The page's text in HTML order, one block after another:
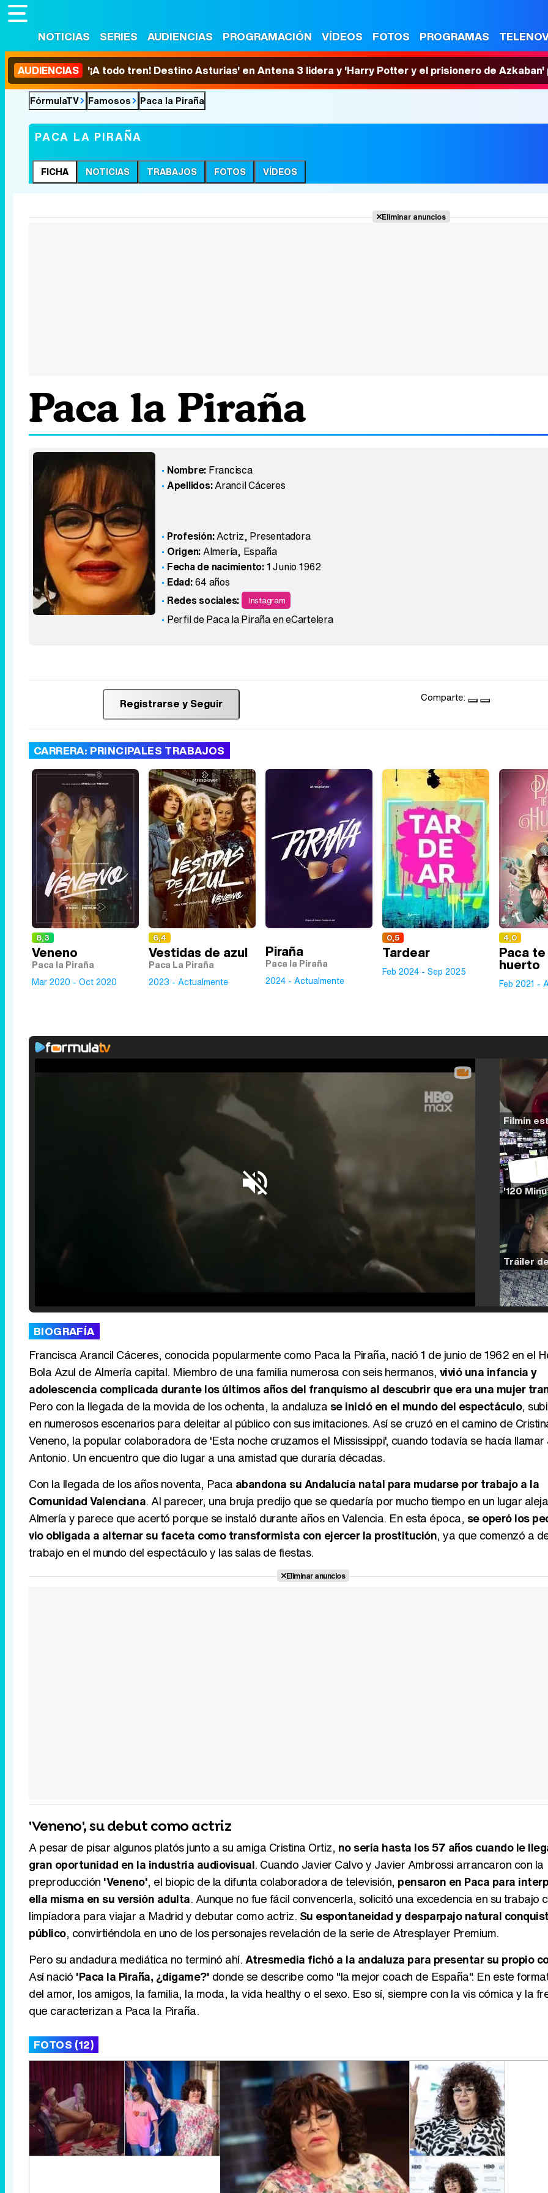
NOTICIAS SERIES AUDIENCIAS PROGRAMACIÓN VÍDEOS FOTOS PROGRAMAS
AUDIENCIAS '¡A todo tren! Destino Asturias' en Antena 3 lidera y 'Harry Potter y el prisionero de
FórmulaTV Famosos Paca la Piraña
PACA LA PIRAÑA
FICHA NOTICIAS TRABAJOS FOTOS VÍDEOS
Eliminar anuncios
Paca la Piraña
Nombre: Francisca
Apellidos:Arancil Cáceres
Profesión:Actriz, Presentadora
Origen:Almería, España
Fecha de nacimiento:1 Junio 1962
Edad:64 años
Redes sociales:
Instagram
Perfil de Paca la Piraña en eCartelera
Comparte:
Registrarse y Seguir
CARRERA: PRINCIPALES TRABAJOS
8,3
Veneno
Paca la Piraña
Mar 2020 - Oct 2020
6,4
Vestidas de azul
Paca La Piraña
2023 - Actualmente
Piraña
Paca la Piraña
2024 - Actualmente
0,5
Tardear
Feb 2024 - Sep 2025
4,0
Paca te
huerto
Feb 2021 -
BIOGRAFÍA
Francisca Arancil Cáceres, conocida popularmente como Paca la Piraña, nació 1 de junio de 1962 en el
Bola Azul de Almería capital. Miembro de una familia numerosa con seis hermanos, vivió una infancia y
adolescencia complicada durante los últimos años del franquismo al descubrir que era una mujer
Pero con la llegada de la movida de los ochenta, la andaluza se inició en el mundo del espectáculo,
en numerosos escenarios para deleitar al público con sus imitaciones. Así se cruzó en el camino de
Veneno, la popular colaboradora de 'Esta noche cruzamos el Mississippi', cuando todavía se hacía llamar
Antonio. Un encuentro que dio lugar a una amistad que duraría décadas.
Con la llegada de los años noventa, Paca abandona su Andalucía natal para mudarse por trabajo a la
Comunidad Valenciana. Al parecer, una bruja predijo que se quedaría por mucho tiempo en un lugar
Almería y parece que acertó porque se instaló durante años en Valencia. En esta época, se operó los
vio obligada a alternar su faceta como transformista con ejercer la prostitución, ya que comenzó a
trabajo en el mundo del espectáculo y las salas de fiestas.
Eliminar anuncios
'Veneno', su debut como actriz
A pesar de pisar algunos platós junto a su amiga Cristina Ortiz, no sería hasta los 57 años cuando le
gran oportunidad en la industria audiovisual. Cuando Javier Calvo y Javier Ambrossi arrancaron con la
preproducción 'Veneno', el biopic de la difunta colaboradora de televisión, pensaron en Paca para
ella misma en su versión adulta. Aunque no fue fácil convencerla, solicitó una excedencia en su trabajo
limpiadora para viajar a Madrid y debutar como actriz. Su espontaneidad y desparpajo natural
público, convirtiéndola en uno de los personajes revelación de la serie de Atresplayer Premium.
Pero su andadura mediática no terminó ahí.Atresmedia fichó a la andaluza para presentar su propio
Así nació 'Paca la Piraña, ¿dígame?' donde se describe como "la mejor coach de España". En este
del amor, los amigos, la familia, la moda, la vida healthy o el sexo. Eso sí, siempre con la vis cómica y la
que caracterizan a Paca la Piraña.
FOTOS (12)